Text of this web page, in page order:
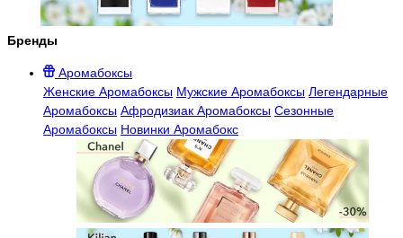
Бренды
Аромабоксы
Женские Аромабоксы Мужские Аромабоксы Легендарные
Аромабоксы Афродизиак Аромабоксы Сезонные
Аромабоксы Новинки Аромабокс